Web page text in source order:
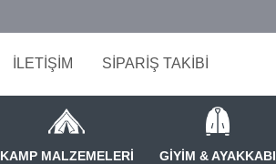
İLETİŞİM SİPARİŞ TAKİBİ
KAMP MALZEMELERİ GİYİM & AYAKKABI